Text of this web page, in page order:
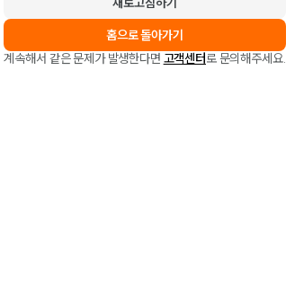
홈으로 돌아가기
계속해서 같은 문제가 발생한다면 고객센터로 문의해주세요.